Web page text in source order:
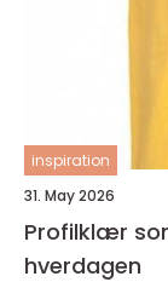
inspiration
31. May 2026
Profilklær
hverdagen